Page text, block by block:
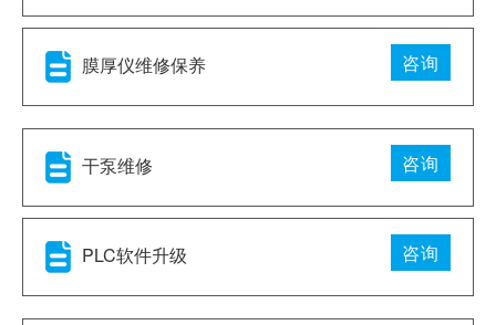
膜厚仪维修保养 咨询
干泵维修 咨询
PLC软件升级 咨询